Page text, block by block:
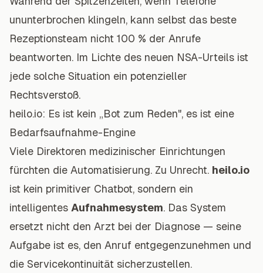
ununterbrochen klingeln, kann selbst das beste
Rezeptionsteam nicht 100 % der Anrufe
beantworten. Im Lichte des neuen NSA-Urteils ist
jede solche Situation ein potenzieller
Rechtsverstoß.
heilo.io: Es ist kein „Bot zum Reden", es ist eine
Bedarfsaufnahme-Engine
Viele Direktoren medizinischer Einrichtungen
fürchten die Automatisierung. Zu Unrecht. heilo.io
ist kein primitiver Chatbot, sondern ein
intelligentes Aufnahmesystem. Das System
ersetzt nicht den Arzt bei der Diagnose — seine
Aufgabe ist es, den Anruf entgegenzunehmen und
die Servicekontinuität sicherzustellen.